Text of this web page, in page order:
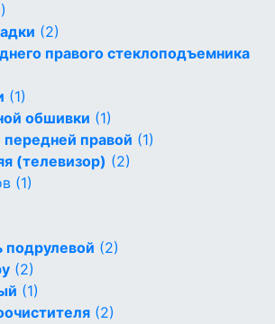
(2)
правого стеклоподъемника
(1)
обшивки (1)
правой (1)
(телевизор) (2)
(1)
подрулевой (2)
(2)
(1)
(2)